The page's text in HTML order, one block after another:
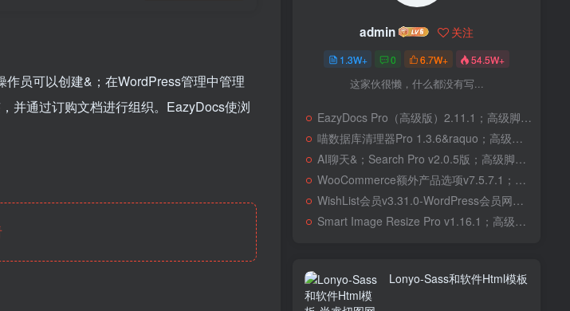
员可以创建&；在WordPress管理中管理
并通过订购文档进行组织。EazyDocs使浏
admin 关注
1.3W+ 0 6.7W+ 54.5W+
这家伙很懒，什么都没有写...
EazyDocs Pro（高级版）2.11.1；高级脚本、插件和；移动
喵数据库清理器Pro 1.3.6&raquo；高级脚本、插件和；移动
AI聊天&；Search Pro v2.0.5版；高级脚本、插件和；移动
WooCommerce额外产品选项v7.5.7.1；高级脚本、插件和；移动
WishList会员v3.31.0-WordPress会员网站；高级脚本、插件和；移动
Smart Image Resize Pro v1.16.1；高级脚本、插件和；移动
Lonyo-Sass和软件Html模板